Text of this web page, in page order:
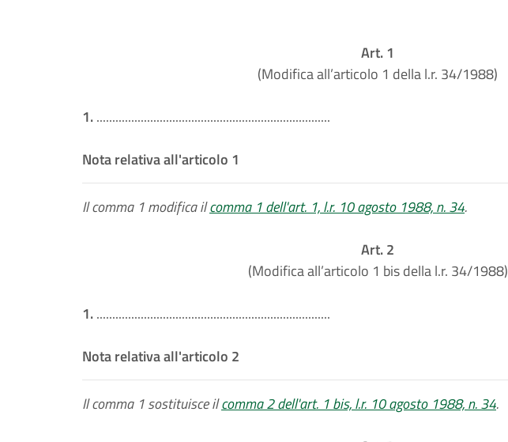
Art. 1
(Modifica all’articolo 1 della l.r. 34/1988)
1...........................................................................
Nota relativa all'articolo 1
Il comma 1 modifica ilcomma 1 dell'art. 1, l.r. 10 agosto 1988, n. 34.
Art. 2
(Modifica all’articolo 1 bis della l.r. 34/1988)
1...........................................................................
Nota relativa all'articolo 2
Il comma 1 sostituisce ilcomma 2 dell'art. 1 bis, l.r. 10 agosto 1988, n. 34.